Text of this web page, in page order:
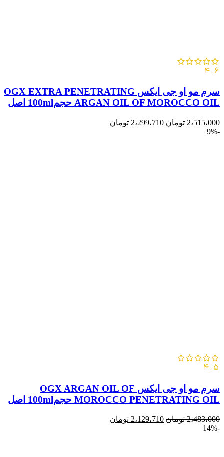
4.6
سرم مو او جی ايکس OGX EXTRA PENETRATING
ARGAN OIL OF MOROCCO OIL حجم100ml اصل
2،515،000 تومان 2،299،710 تومان
-9%
4.5
سرم مو او جی ايکس OGX ARGAN OIL OF
MOROCCO PENETRATING OIL حجم100ml اصل
2،483،000 تومان 2،129،710 تومان
-14%